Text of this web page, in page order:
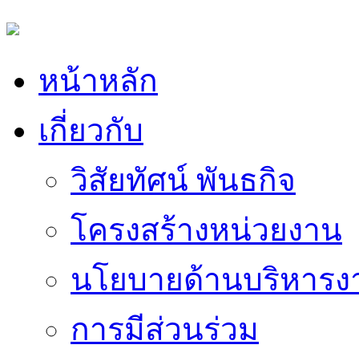
หน้าหลัก
เกี่ยวกับ
วิสัยทัศน์ พันธกิจ
โครงสร้างหน่วยงาน
นโยบายด้านบริหาร
การมีส่วนร่วม